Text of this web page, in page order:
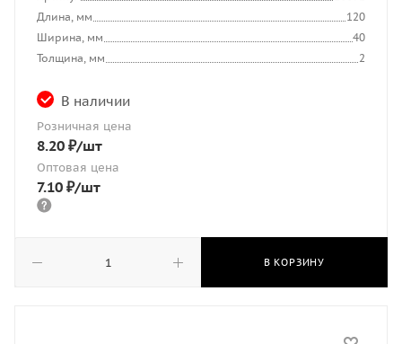
Длина, мм
120
Ширина, мм
40
Толщина, мм
2
В наличии
Розничная цена
8.20 ₽/шт
Оптовая цена
7.10 ₽/шт
В КОРЗИНУ